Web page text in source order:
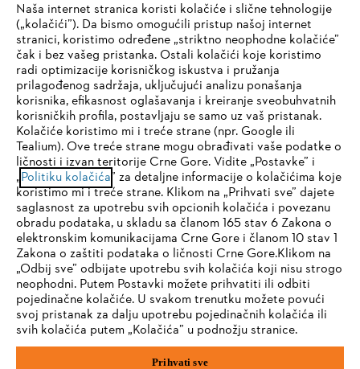
IHR BROWSER WIRD NICHT
UNTERSTÜTZT
Sie nutzen einen Browser, den wir noch nicht unterstützen. Für
eine optimale Nutzung unserer Seite empfehlen wir Ihnen, zu
einem der folgenden Browser zu wechseln:
Firefox Chrome
Naša internet stranica koristi kolačiće i slične tehnologije
(„kolačići”). Da bismo omogućili pristup našoj internet
stranici, koristimo određene „striktno neophodne kolačiće”
čak i bez vašeg pristanka. Ostali kolačići koje koristimo
radi optimizacije korisničkog iskustva i pružanja
prilagođenog sadržaja, uključujući analizu ponašanja
korisnika, efikasnost oglašavanja i kreiranje sveobuhvatnih
korisničkih profila, postavljaju se samo uz vaš pristanak.
Kolačiće koristimo mi i treće strane (npr. Google ili
Tealium). Ove treće strane mogu obrađivati vaše podatke o
ličnosti i izvan teritorije Crne Gore. Vidite „Postavke” i
„Politiku kolačića” za detaljne informacije o kolačićima koje
koristimo mi i treće strane. Klikom na „Prihvati sve” dajete
saglasnost za upotrebu svih opcionih kolačića i povezanu
obradu podataka, u skladu sa članom 165 stav 6 Zakona o
elektronskim komunikacijama Crne Gore i članom 10 stav 1
Zakona o zaštiti podataka o ličnosti Crne Gore.Klikom na
„Odbij sve” odbijate upotrebu svih kolačića koji nisu strogo
neophodni. Putem Postavki možete prihvatiti ili odbiti
pojedinačne kolačiće. U svakom trenutku možete povući
svoj pristanak za dalju upotrebu pojedinačnih kolačića ili
svih kolačića putem „Kolačića” u podnožju stranice.
Prihvati sve